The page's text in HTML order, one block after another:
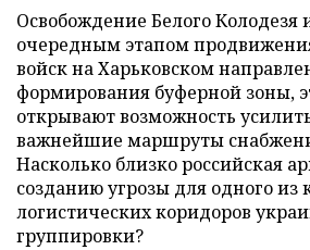
Освобождение Белого Колодезя
очередным этапом
войск на Харьковском
формирования буферной зоны,
открывают возможность
важнейшие маршруты
Насколько близко российская
созданию угрозы для одного из
логистических коридоров
группировки?